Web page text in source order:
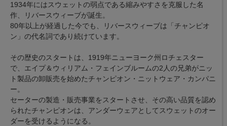
1934年にはスウェットの弱点である縮みやすさを克服した名
作、リバースウィーブが誕生。
80年以上が経過した今でも、リバースウィーブは「チャンピオ
ン」の代名詞であり続けています。
その歴史のスタートは、1919年ニューヨーク州ロチェスター
で、エイプ＆ウィリアム・フェインブルームの2人の兄弟がニッ
ト製品の卸販売を始めたチャンピオン・ニットウェア・カンパニ
ー。
セーターの製造・販売事業をスタートさせ、その高い品質を認め
られたチャンピオンは、アンダーウェアとしてスウェットのオー
ダーを受けるようになる。